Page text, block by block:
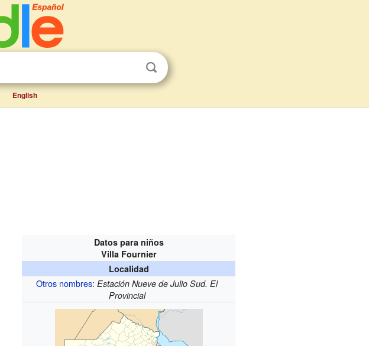
English
Datos para niños
Villa Fournier
Localidad
Otros nombres:Estación Nueve de Julio Sud. El
Provincial